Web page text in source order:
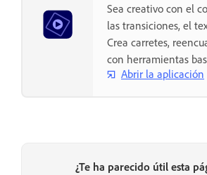
Sea creativo con el
las transiciones, el
Crea carretes,
con herramientas
Abrir la aplicación
¿Te ha parecido útil esta